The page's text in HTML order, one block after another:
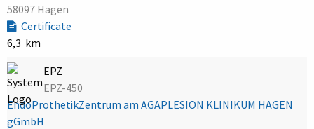
58097 Hagen
Certificate
6,3 km
EPZ
EPZ-450
EndoProthetikZentrum am AGAPLESION KLINIKUM HAGEN
gGmbH